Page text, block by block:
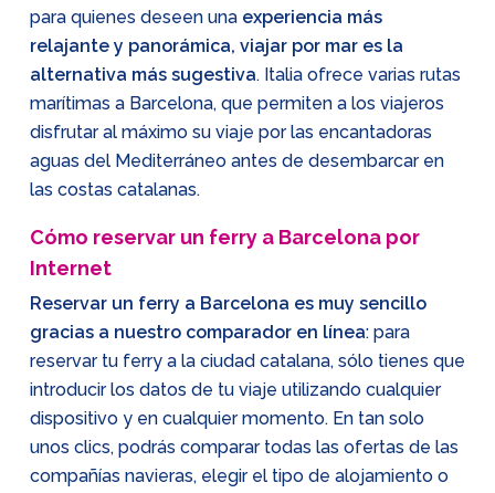
para quienes deseen una experiencia más
relajante y panorámica, viajar por mar es la
alternativa más sugestiva. Italia ofrece varias rutas
marítimas a Barcelona, que permiten a los viajeros
disfrutar al máximo su viaje por las encantadoras
aguas del Mediterráneo antes de desembarcar en
las costas catalanas.
Cómo reservar un ferry a Barcelona por
Internet
Reservar un ferry a Barcelona es muy sencillo
gracias a nuestro comparador en línea: para
reservar tu ferry a la ciudad catalana, sólo tienes que
introducir los datos de tu viaje utilizando cualquier
dispositivo y en cualquier momento. En tan solo
unos clics, podrás comparar todas las ofertas de las
compañías navieras, elegir el tipo de alojamiento o